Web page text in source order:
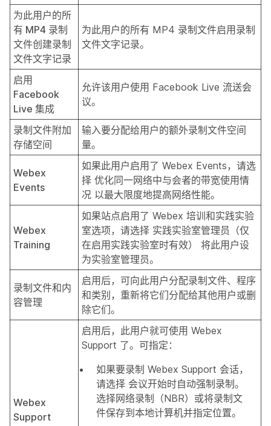
为此用户的所
有 MP4 录制
文件创建录制
文件文字记录
为此用户的所有 MP4 录制文件启用录制
文件文字记录。
启用
Facebook
Live 集成
允许该用户使用 Facebook Live 流送会
议。
录制文件附加
存储空间
输入要分配给用户的额外录制文件空间
量。
Webex
Events
如果此用户启用了 Webex Events，请选
择 优化同一网络中与会者的带宽使用情
况 以最大限度地提高网络性能。
Webex
Training
如果站点启用了 Webex 培训和实践实验
室选项，请选择 实践实验室管理员（仅
在启用实践实验室时有效）
将此用户设
为实验室管理员。
录制文件和内
容管理
启用后，可向此用户分配录制文件、程序
和类别，重新将它们分配给其他用户或删
除它们。
Webex
Support
启用后，此用户就可使用 Webex
Support 了。可指定：
如果要录制 Webex Support 会话，
请选择 会议开始时自动强制录制 。
选择网络录制 （NBR）或将录制文
件保存到本地计算机并指定位置。